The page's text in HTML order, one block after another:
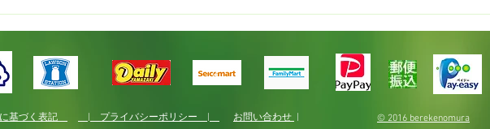
くり
基づく表記 | プライバシーポリシー | © 2016 berekenomura
お問い合わせ